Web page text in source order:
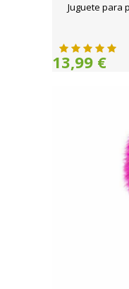
Juguete para
13,99 €